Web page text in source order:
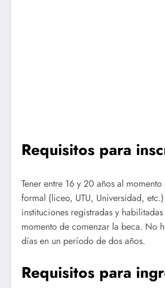
Requisitos para
Tener entre 16 y 20 años al
formal (liceo, UTU, Universidad,
instituciones registradas y
momento de comenzar la beca. No
días en un período de dos años.
Requisitos para